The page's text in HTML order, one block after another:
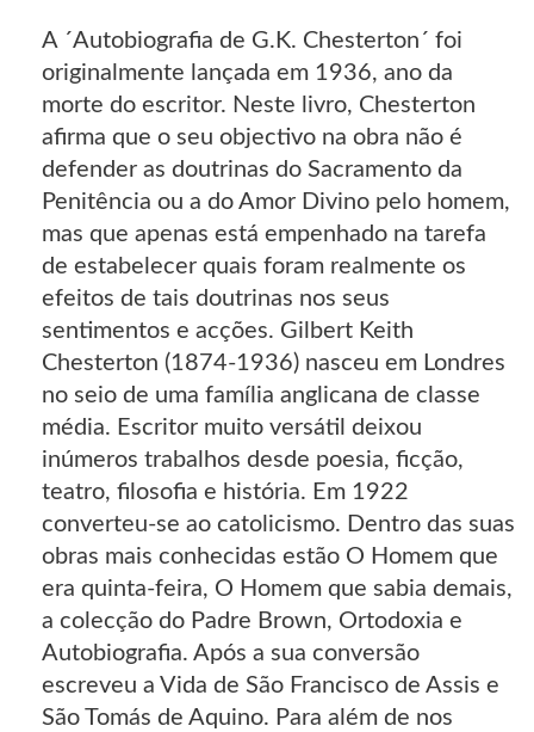
A ´Autobiografia de G.K. Chesterton´ foi
originalmente lançada em 1936, ano da
morte do escritor. Neste livro, Chesterton
afirma que o seu objectivo na obra não é
defender as doutrinas do Sacramento da
Penitência ou a do Amor Divino pelo homem,
mas que apenas está empenhado na tarefa
de estabelecer quais foram realmente os
efeitos de tais doutrinas nos seus
sentimentos e acções. Gilbert Keith
Chesterton (1874-1936) nasceu em Londres
no seio de uma família anglicana de classe
média. Escritor muito versátil deixou
inúmeros trabalhos desde poesia, ficção,
teatro, filosofia e história. Em 1922
converteu-se ao catolicismo. Dentro das suas
obras mais conhecidas estão O Homem que
era quinta-feira, O Homem que sabia demais,
a colecção do Padre Brown, Ortodoxia e
Autobiografia. Após a sua conversão
escreveu a Vida de São Francisco de Assis e
São Tomás de Aquino. Para além de nos